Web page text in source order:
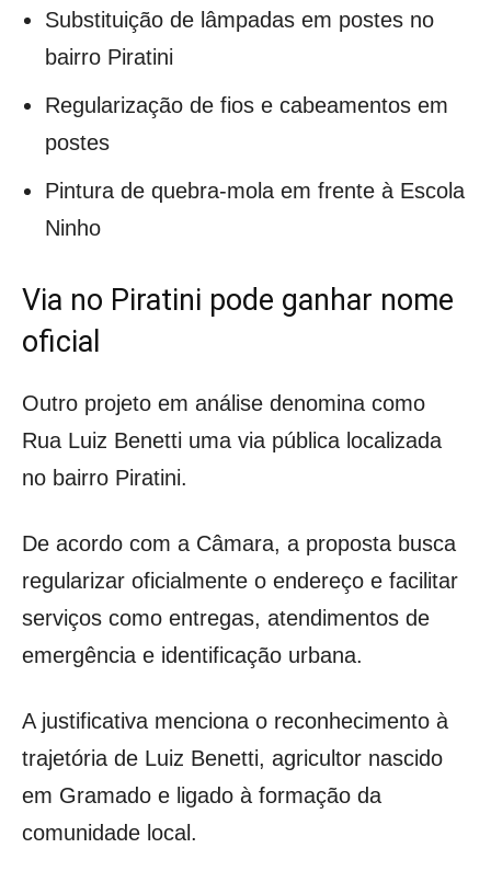
Substituição de lâmpadas em postes no
bairro Piratini
Regularização de fios e cabeamentos em
postes
Pintura de quebra-mola em frente à Escola
Ninho
Via no Piratini pode ganhar nome
oficial
Outro projeto em análise denomina como
Rua Luiz Benetti uma via pública localizada
no bairro Piratini.
De acordo com a Câmara, a proposta busca
regularizar oficialmente o endereço e facilitar
serviços como entregas, atendimentos de
emergência e identificação urbana.
A justificativa menciona o reconhecimento à
trajetória de Luiz Benetti, agricultor nascido
em Gramado e ligado à formação da
comunidade local.